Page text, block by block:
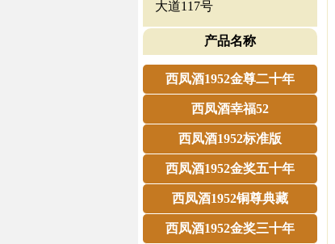
大道117号
产品名称
西凤酒1952金尊二十年
西凤酒幸福52
西凤酒1952标准版
西凤酒1952金奖五十年
西凤酒1952铜尊典藏
西凤酒1952金奖三十年